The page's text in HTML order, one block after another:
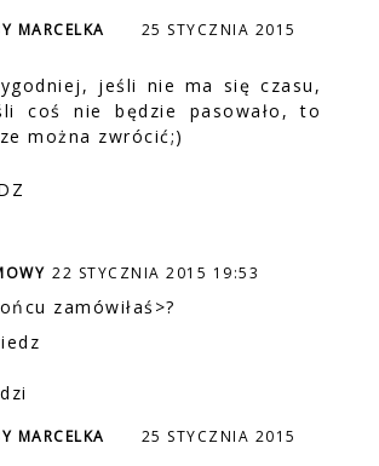
MARCELKA
25 STYCZNIA 2015
jeśli nie ma się czasu,
coś nie będzie pasowało, to
można zwrócić;)
22 STYCZNIA 2015 19:53
zamówiłaś>?
MARCELKA
25 STYCZNIA 2015